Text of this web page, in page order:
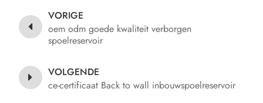
VORIGE
oem odm goede kwaliteit verborgen
spoelreservoir
VOLGENDE
ce-certificaat Back to wall inbouwspoelreservoir